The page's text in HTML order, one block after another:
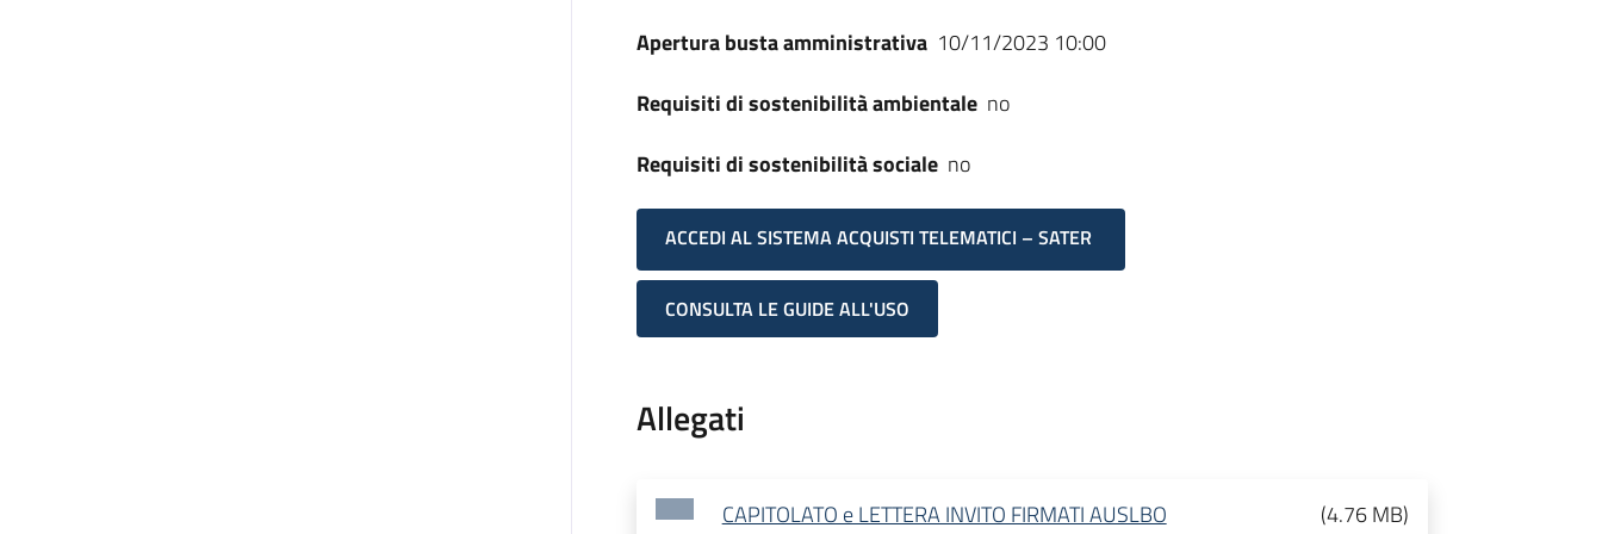
Apertura busta amministrativa 10/11/2023 10:00
Requisiti di sostenibilità ambientale no
Requisiti di sostenibilità sociale no
ACCEDI AL SISTEMA ACQUISTI TELEMATICI – SATER
CONSULTA LE GUIDE ALL'USO
Allegati
CAPITOLATO e LETTERA INVITO FIRMATI AUSLBO (4.76 MB)